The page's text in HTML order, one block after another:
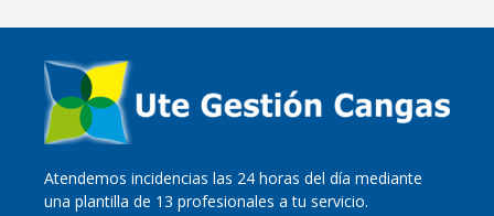
Atendemos incidencias las 24 horas del día mediante
una plantilla de 13 profesionales a tu servicio.